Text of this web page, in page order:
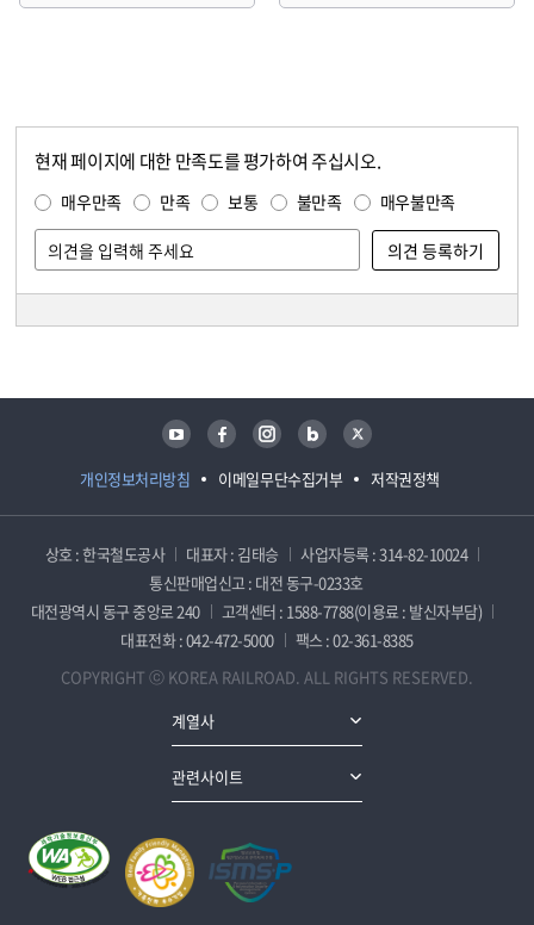
현재 페이지에 대한 만족도를 평가하여 주십시오.
매우만족 만족 보통 불만족 매우불만족
개인정보처리방침 이메일무단수집거부 저작권정책
유튜브 페이스북 인스타그램 블로그 트위터
상호 : 한국철도공사 대표자 : 김태승
사업자등록 : 314-82-10024
통신판매업신고 : 대전 동구-0233호
대전광역시 동구 중앙로 240
고객센터 : 1588-7788(이용료 : 발신자부담)
대표전화 : 042-472-5000
팩스 : 02-361-8385
COPYRIGHT ⓒ KOREA RAILROAD. ALL RIGHTS RESERVED.
계열사
관련사이트